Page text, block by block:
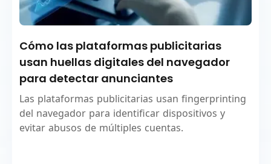
Cómo las plataformas publicitarias
usan huellas digitales del navegador
para detectar anunciantes
Las plataformas publicitarias usan fingerprinting
del navegador para identificar dispositivos y
evitar abusos de múltiples cuentas.